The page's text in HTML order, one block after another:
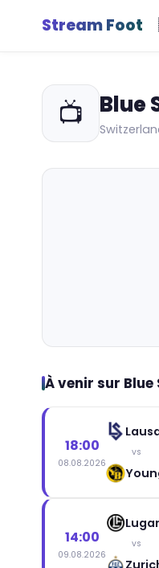
Stream Foot
📺 Blue
À venir sur Blue
18:00
08.08.2026
vs
14:00
09.08.2026
vs